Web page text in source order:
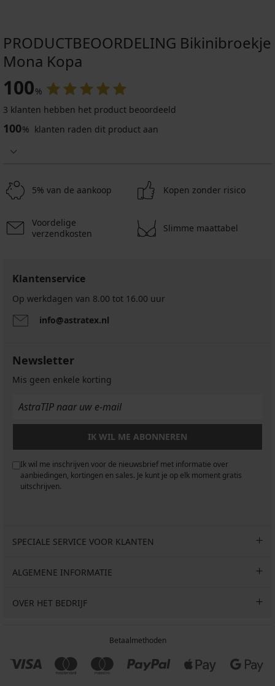
Sale -70%
Bikinibroekje
Elsa
€
12,24
€
SUN20
Sale -70%
Bikinibroekje
Lailah
€
9,84
€
SUN20
Sale -70%
Bikinibroekje
Adelaida
€
12,72
code
SUN20
PRODUCTBEOORDELING Bikinibroekje
Mona Kopa
100%
3 klanten hebben het product beoordeeld
100% klanten raden dit product aan
5% van de aankoop Kopen zonder risico
Voordelige
verzendkosten
Slimme maattabel
Klantenservice
Op werkdagen van 8.00 tot 16.00 uur
info@astratex.nl
Newsletter
Mis geen enkele korting
IK WIL ME ABONNEREN
Ik wil me inschrijven voor de nieuwsbrief met informatie over
aanbiedingen, kortingen en sales. Je kunt je op elk moment gratis
uitschrijven.
SPECIALE SERVICE VOOR KLANTEN
ALGEMENE INFORMATIE
OVER HET BEDRIJF
Betaalmethoden